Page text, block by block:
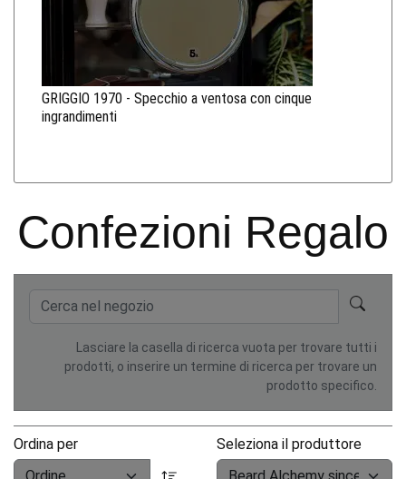
GRIGGIO 1970 - Specchio a ventosa con cinque
ingrandimenti
Confezioni Regalo
Lasciare la casella di ricerca vuota per trovare tutti i
prodotti, o inserire un termine di ricerca per trovare un
prodotto specifico.
Ordina per Seleziona il produttore